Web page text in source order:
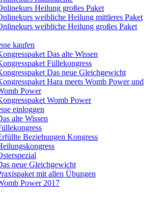
Heilung großes Paket
weibliche Heilung mittleres Paket
weibliche Heilung großes Paket
kaufen
Das alte Wissen
Füllekongress
Das neue Gleichgewicht
Hara meets Womb Power und
Power
Womb Power
einloggen
alte Wissen
Beziehungen Kongress
neue Gleichgewicht
mit allen Übungen
Power 2017